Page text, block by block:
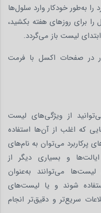
را به‌طور خودکار وارد سلول‌ها
برای روزهای هفته بکشید،
لیست باز می‌گردد.
در صفحات اکسل با فرمت
از ویژگی‌های لیست
که اغلب از آن‌ها استفاده
پرکاربرد می‌توان به نام‌های
ایالت‌ها و بسیاری دیگر از
می‌توانند به‌عنوان
شوند و یا لیست‌های
سریع‌تر و دقیق‌تر انجام